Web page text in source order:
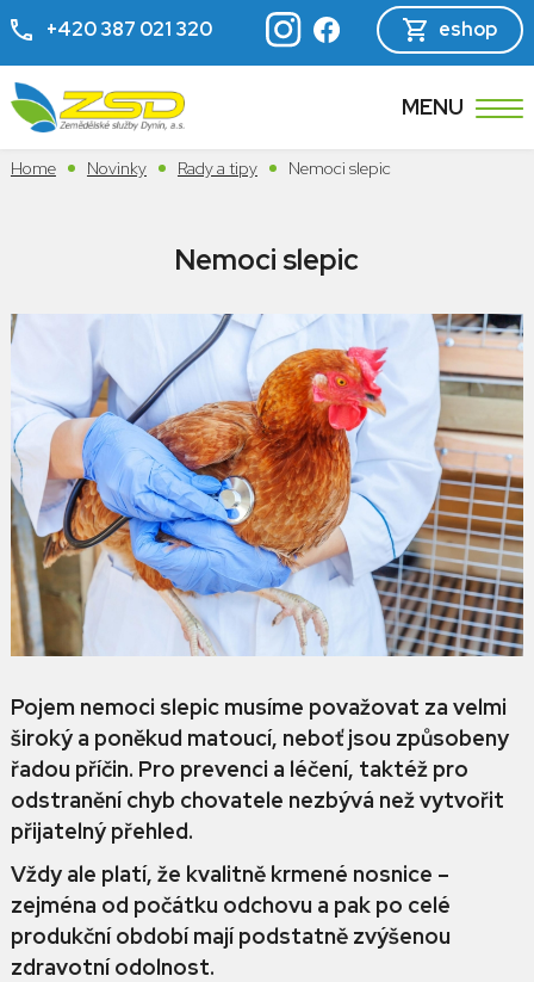
+420 387 021 320 eshop
MENU
Home Novinky Rady a tipy Nemoci slepic
Nemoci slepic
Pojem nemoci slepic musíme považovat za velmi
široký a poněkud matoucí, neboť jsou způsobeny
řadou příčin. Pro prevenci a léčení, taktéž pro
odstranění chyb chovatele nezbývá než vytvořit
přijatelný přehled.
Vždy ale platí, že kvalitně krmené nosnice –
zejména od počátku odchovu a pak po celé
produkční období mají podstatně zvýšenou
zdravotní odolnost.